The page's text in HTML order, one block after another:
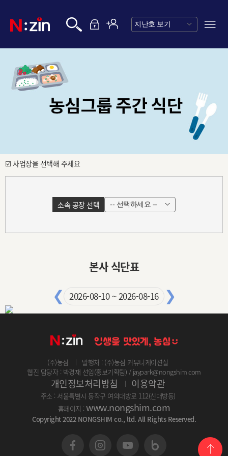
☑️ 사업장을 선택해 주세요
소속 공장 선택
본사 식단표
❮ 2026-08-10 ~ 2026-08-16 ❯
(주)농심
발행처 : (주)농심 커뮤니케이션실
웹진 담당자 : 박경재 선임(홍보기획팀) / jaypark@nongshim.com
개인정보처리방침 이용약관
주소 : 서울특별시 동작구 여의대방로 112(신대방동)
홈페이지 :www.nongshim.com
Copyright 2022 NONGSHIM co., ltd. All Rights Reserved.